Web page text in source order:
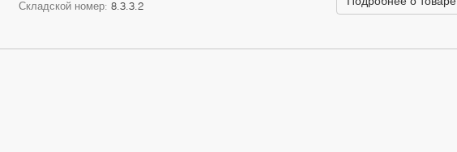
Складской номер: 8.3.3.2